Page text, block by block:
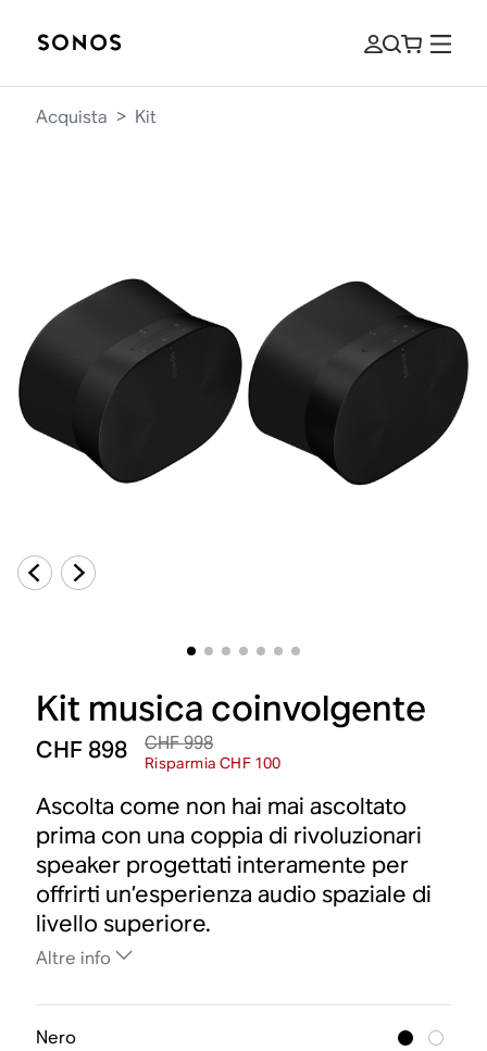
Acquista > Kit
Kit musica coinvolgente
CHF 898 CHF 998
Risparmia CHF 100
Ascolta come non hai mai ascoltato
prima con una coppia di rivoluzionari
speaker progettati interamente per
offrirti un’esperienza audio spaziale di
livello superiore.
Altre info
Nero